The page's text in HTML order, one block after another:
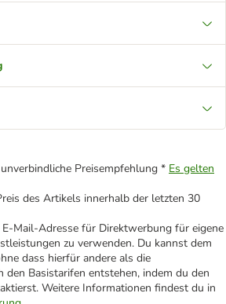
Preisempfehlung * Es gelten
des Artikels innerhalb der letzten 30
Mail-Adresse für Direktwerbung für eigene
zu verwenden. Du kannst dem
dass hierfür andere als die
den Basistarifen entstehen, indem du den
Weitere Informationen findest du in